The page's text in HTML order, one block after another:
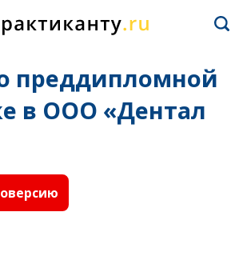
преддипломной
в ООО «Дентал